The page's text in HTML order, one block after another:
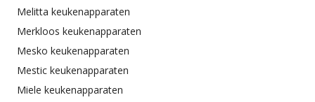
Melitta keukenapparaten
Merkloos keukenapparaten
Mesko keukenapparaten
Mestic keukenapparaten
Miele keukenapparaten